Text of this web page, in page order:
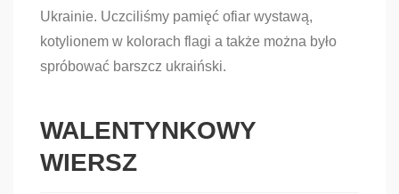
Ukrainie. Uczciliśmy pamięć ofiar wystawą,
kotylionem w kolorach flagi a także można było
spróbować barszcz ukraiński.
WALENTYNKOWY
WIERSZ